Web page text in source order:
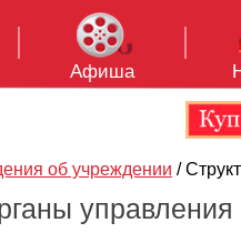
Афиша
об учреждении /
управления